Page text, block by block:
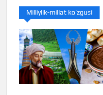
Milliylik-millat ko’zgusi